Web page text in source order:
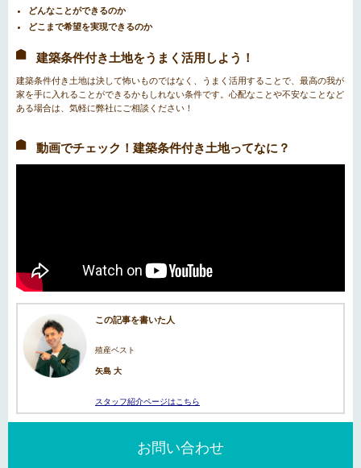
どんなことができるのか
どこまで希望を実現できるのか
建築条件付き土地をうまく活用しよう！
建築条件付き土地は決して怖いものではなく、うまく活用することで、最高の我が
家を手に入れることができるかもしれない条件です。心配なことや不安なことなど
ある場合は、気軽に弊社にご相談ください！
動画でチェック！建築条件付き土地ってなに？
この記事を書いた人
殖産ベスト
矢島 大
スタッフ紹介ページはこちら
お問い合わせ